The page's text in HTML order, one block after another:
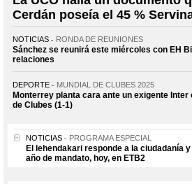
Cerdán poseía el 45 %
NOTICIAS RONDA DE REUNIONES
Sánchez se reunirá este miércoles con EH
relaciones
DEPORTE MUNDIAL DE CLUBES 2025
Monterrey planta cara ante un exigente Inter
de Clubes (1-1)
NOTICIAS PROGRAMA ESPECIAL
El lehendakari responde a la ciudadanía
año de mandato, hoy, en ETB2